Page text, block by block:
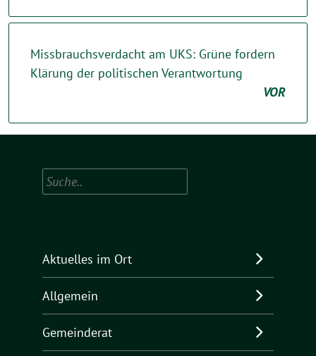
Missbrauchsverdacht am UKS: Grüne fordern
Klärung der politischen Verantwortung
VOR
Suchen
Aktuelles im Ort
Allgemein
Gemeinderat